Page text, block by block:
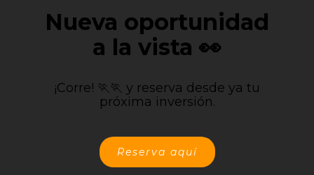
Nueva oportunidad
a la vista 👀
¡Corre! 🏃🏃 y reserva desde ya tu
próxima inversión.
Reserva aquí